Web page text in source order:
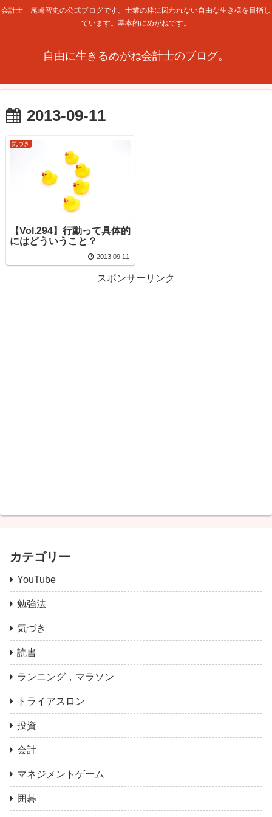
会計士 尾崎智史の公式ブログです。士業の枠に囚われない自由な生き様を目指し
ています。基本的にめがねです。
自由に生きるめがね会計士のブログ。
2013-09-11
気づき
【Vol.294】行動って具体的
にはどういうこと？
2013.09.11
スポンサーリンク
カテゴリー
YouTube
勉強法
気づき
読書
ランニング，マラソン
トライアスロン
投資
会計
マネジメントゲーム
囲碁